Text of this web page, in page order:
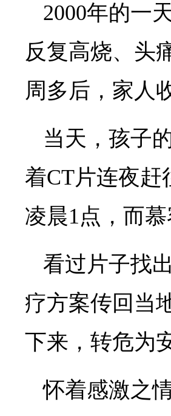
2000年的一
反复高烧、头
周多后，家人
当天，孩子
着CT片连夜赶
凌晨1点，而
看过片子找
疗方案传回当
下来，转危为
怀着感激之